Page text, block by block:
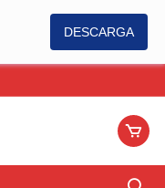
DESCARGA